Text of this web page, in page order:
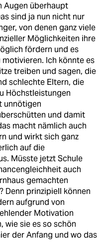
Augen überhaupt
sind ja nun nicht nur
von denen ganz viele
Möglichkeiten ihre
fördern und es
Ich könnte es
treiben und sagen, die
schlechte Eltern, die
Höchstleistungen
unnötigen
und damit
macht nämlich auch
und wirkt sich ganz
auf die
Müsste jetzt Schule
auch
gemachten
Denn prinzipiell können
aufgrund von
Motivation
wie sie es so schön
der Anfang und wo das